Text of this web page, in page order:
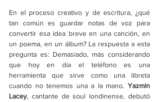
En el proceso creativo y de escritura, ¿qué
tan común es guardar notas de voz para
convertir esa idea breve en una canción, en
un poema, en un álbum? La respuesta a esta
pregunta es: Demasiado, más considerando
que hoy en día el teléfono es una
herramienta que sirve como una libreta
cuando no tenemos una a la mano. Yazmin
Lacey, cantante de soul londinense, debutó